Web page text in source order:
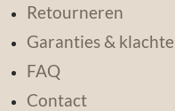
Retourneren
Garanties &
FAQ
Contact